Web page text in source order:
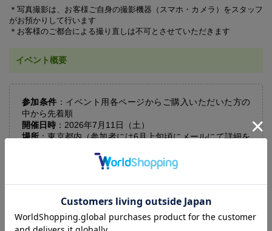
＊写真撮影は、お客様ご自身の撮影機器（スマホ・カメラ）をスタッフ
がお預かりして行います
＊お客様のご都合による撮り直しは不可とさせていただきます
イベント概要
参加条件 ：イベント用各ページからご購入いただいた方の
中から先着順
開催日時 ：2026年7月11日（土）
場所：東京都内（参加者には6月上旬頃にメールにて詳細を
イベントに参加される方には、イベント当日に商品をお渡
※［イベント参加券］を先着順で販売します。既定の枚数に達
し次第、販売は終了します
※注文確定後のキャンセルはできません